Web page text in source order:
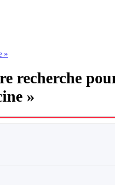
»
recherche
»